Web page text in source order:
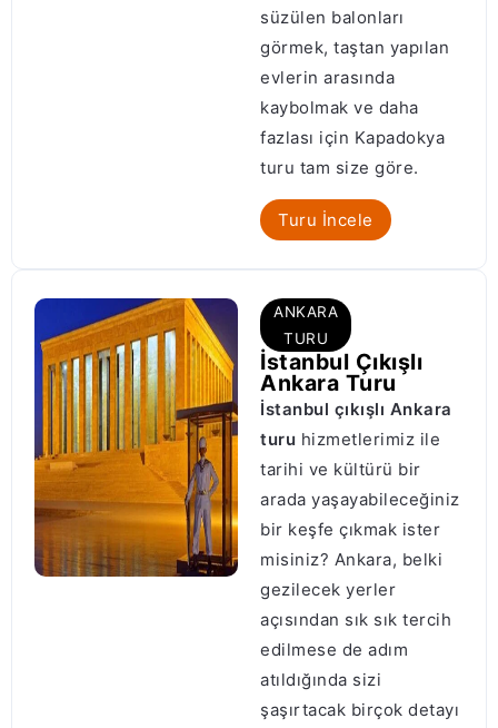
süzülen balonları
görmek, taştan yapılan
evlerin arasında
kaybolmak ve daha
fazlası için Kapadokya
turu tam size göre.
Turu İncele
ANKARA
TURU
İstanbul Çıkışlı
Ankara Turu
İstanbul çıkışlı Ankara
turu hizmetlerimiz ile
tarihi ve kültürü bir
arada yaşayabileceğiniz
bir keşfe çıkmak ister
misiniz? Ankara, belki
gezilecek yerler
açısından sık sık tercih
edilmese de adım
atıldığında sizi
şaşırtacak birçok detayı